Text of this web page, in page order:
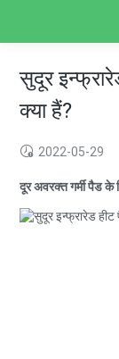
सुदूर
क्या हैं?
2022-05-29
दूर अवरक्त गर्मी पैड के